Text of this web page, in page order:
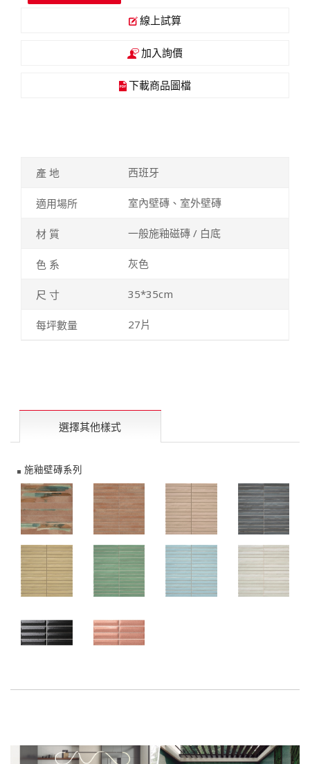
線上試算
加入詢價
下載商品圖檔
西班牙
室內壁磚、室外壁磚
一般施釉磁磚 / 白底
灰色
35*35cm
27片
選擇其他樣式
施釉壁磚系列